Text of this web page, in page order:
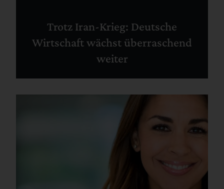
Trotz Iran-Krieg: Deutsche
Wirtschaft wächst überraschend
weiter